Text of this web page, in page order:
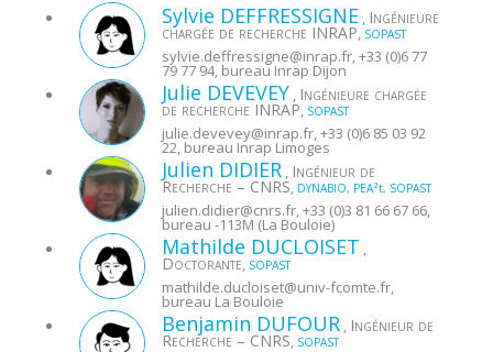
Sylvie DEFFRESSIGNE Ingénieure
chargée de recherche INRAP SOPAST
sylvie.deffressigne@inrap.fr, +33 (0)6 77
79 77 94, bureau Inrap Dijon
Julie DEVEVEY Ingénieure chargée
de recherche INRAP SOPAST
julie.devevey@inrap.fr, +33 (0)6 85 03 92
22, bureau Inrap Limoges
Julien DIDIER Ingénieur de
Recherche – CNRS DYNABIO, PEA²t, SOPAST
julien.didier@cnrs.fr, +33 (0)3 81 66 67 66,
bureau -113M (La Bouloie)
Mathilde DUCLOISET
Doctorante SOPAST
mathilde.ducloiset@univ-fcomte.fr,
bureau La Bouloie
Benjamin DUFOUR Ingénieur de
Recherche – CNRS SOPAST